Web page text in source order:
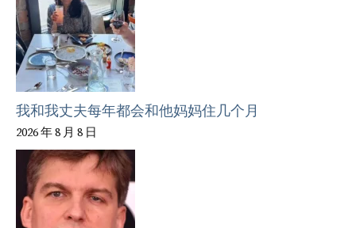
我和我丈夫每年都会和他妈妈住几个月
2026 年 8 月 8 日